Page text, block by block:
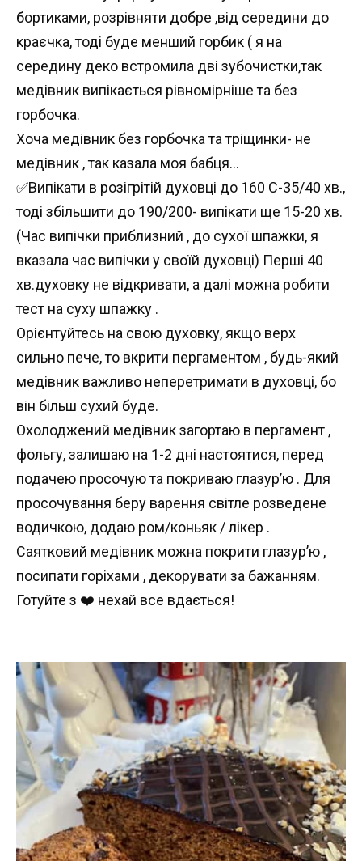
бортиками, розрівняти добре ,від середини до
краєчка, тоді буде менший горбик ( я на
середину деко встромила дві зубочистки,так
медівник випікається рівномірніше та без
горбочка.
Хоча медівник без горбочка та тріщинки- не
медівник , так казала моя бабця…
✅Випікати в розігрітій духовці до 160 С-35/40 хв.,
тоді збільшити до 190/200- випікати ще 15-20 хв.
(Час випічки приблизний , до сухої шпажки, я
вказала час випічки у своїй духовці) Перші 40
хв.духовку не відкривати, а далі можна робити
тест на суху шпажку .
Орієнтуйтесь на свою духовку, якщо верх
сильно пече, то вкрити пергаментом , будь-який
медівник важливо неперетримати в духовці, бо
він більш сухий буде.
Охолоджений медівник загортаю в пергамент ,
фольгу, залишаю на 1-2 дні настоятися, перед
подачею просочую та покриваю глазур’ю . Для
просочування беру варення світле розведене
водичкою, додаю ром/коньяк / лікер .
Саятковий медівник можна покрити глазур’ю ,
посипати горіхами , декорувати за бажанням.
Готуйте з ❤️ нехай все вдається!